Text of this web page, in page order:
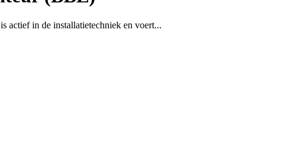
in de installatietechniek en voert...